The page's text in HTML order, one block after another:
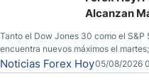
Alcanzan
Tanto el Dow Jones 30 como el
encuentra nuevos máximos el
llamadas de ganancias; el petróleo
esperanzas; el dólar
Noticias Forex Hoy05/08/2026